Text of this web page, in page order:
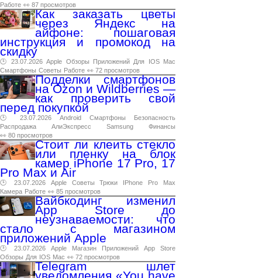
Работе 👀 87 просмотров
Как заказать цветы
через Яндекс на
айфоне: пошаговая
инструкция и промокод на
скидку
🕑 23.07.2026 Apple Обзоры Приложений Для IOS
Mac
Смартфоны Советы Работе 👀 72 просмотров
Подделки смартфонов
на Ozon и Wildberries —
как проверить свой
перед покупкой
🕑 23.07.2026 Android Смартфоны
Безопасность
Распродажа
АлиЭкспресс Samsung
Финансы
👀 80 просмотров
Стоит ли клеить стекло
или пленку на блок
камер iPhone 17 Pro, 17
Pro Max и Air
🕑 23.07.2026 Apple Советы Трюки IPhone Pro
Max
Камера Работе 👀 85 просмотров
Вайбкодинг изменил
App Store до
неузнаваемости: что
стало с магазином
приложений Apple
🕑 23.07.2026 Apple Магазин Приложений App
Store
Обзоры Для IOS Mac 👀 72 просмотров
Telegram шлет
уведомления «You have